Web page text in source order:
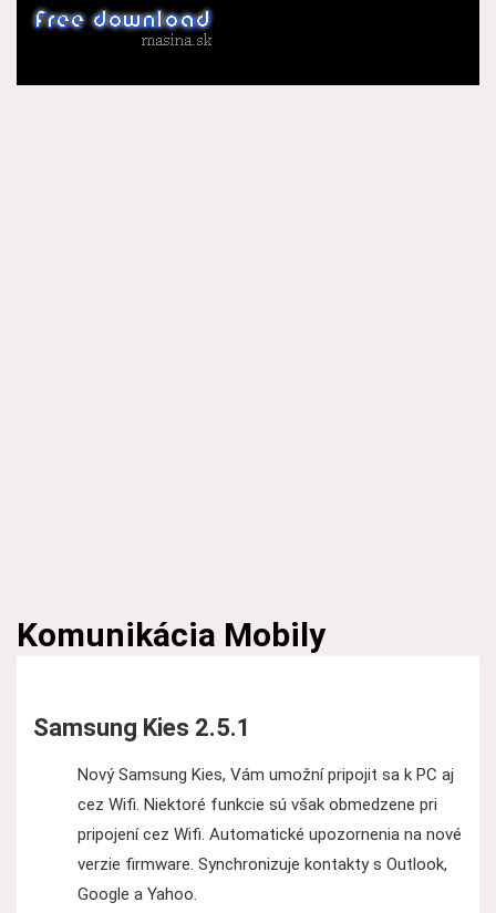
Komunikácia Mobily
Samsung Kies 2.5.1
Nový Samsung Kies, Vám umožní pripojit sa k PC aj
cez Wifi. Niektoré funkcie sú však obmedzene pri
pripojení cez Wifi. Automatické upozornenia na nové
verzie firmware. Synchronizuje kontakty s Outlook,
Google a Yahoo.